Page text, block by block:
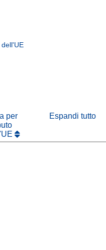
per
Espandi tutto